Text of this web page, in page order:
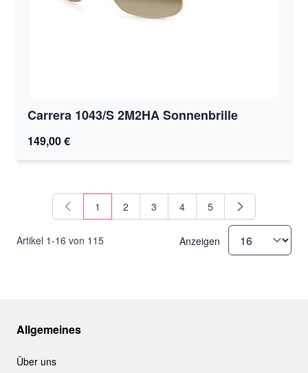
Carrera 1043/S 2M2HA Sonnenbrille
149,00 €
Artikel 1-16 von 115
Sie lesen gerade Seite
1 Seite
2 Seite
3 Seite
4 Seite
5
Anzeigen
Allgemeines
Über uns